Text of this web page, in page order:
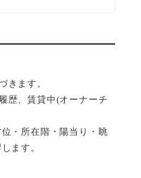
きます。
歴、賃貸中(オーナーチ
・所在階・陽当り・眺
ます。